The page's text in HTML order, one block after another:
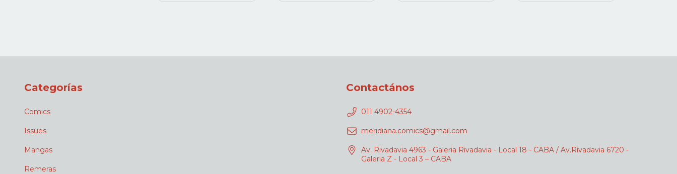
Categorías
Comics
Issues
Mangas
Remeras
Contactános
011 4902-4354
meridiana.comics@gmail.com
Av. Rivadavia 4963 - Galeria Rivadavia - Local 18 - CABA / Av.Rivadavia 6720 -
Galeria Z - Local 3 – CABA